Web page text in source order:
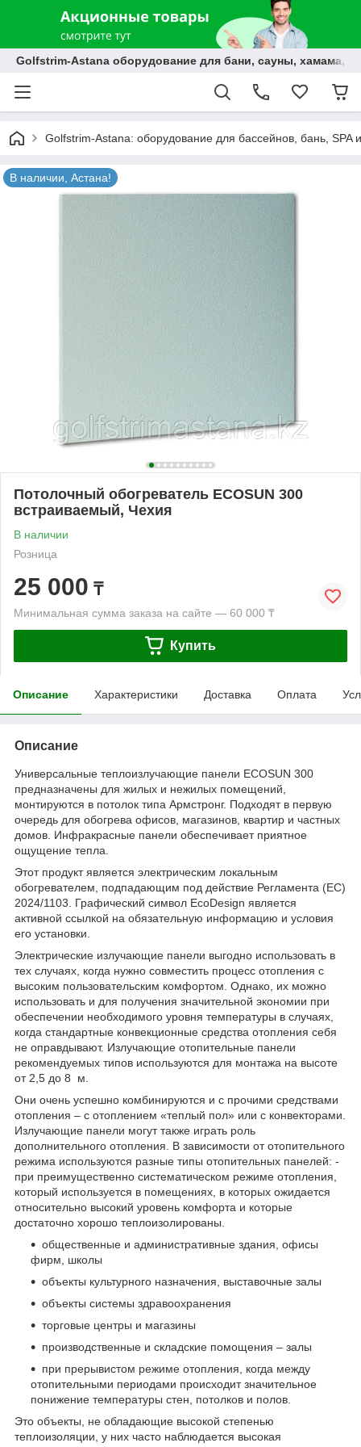
Golfstrim-Astana оборудование для бани, сауны, хамама,
Golfstrim-Astana: оборудование для бассейнов, бань, SPA
В наличии, Астана!
Потолочный обогреватель ECOSUN 300
встраиваемый, Чехия
В наличии
Розница
25 000 ₸
Минимальная сумма заказа на сайте — 60 000 ₸
Купить
Описание Характеристики Доставка Оплата
Описание
Универсальные теплоизлучающие панели ECOSUN 300
предназначены для жилых и нежилых помещений,
монтируются в потолок типа Армстронг. Подходят в первую
очередь для обогрева офисов, магазинов, квартир и частных
домов. Инфракрасные панели обеспечивает приятное
ощущение тепла.
Этот продукт является электрическим локальным
обогревателем, подпадающим под действие Регламента (ЕС)
2024/1103. Графический символ EcoDesign является
активной ссылкой на обязательную информацию и условия
его установки.
Электрические излучающие панели выгодно использовать в
тех случаях, когда нужно совместить процесс отопления с
высоким пользовательским комфортом. Однако, их можно
использовать и для получения значительной экономии при
обеспечении необходимого уровня температуры в случаях,
когда стандартные конвекционные средства отопления себя
не оправдывают. Излучающие отопительные панели
рекомендуемых типов используются для монтажа на высоте
от 2,5 до 8 м.
Они очень успешно комбинируются и с прочими средствами
отопления – с отоплением «теплый пол» или с конвекторами.
Излучающие панели могут также играть роль
дополнительного отопления. В зависимости от отопительного
режима используются разные типы отопительных панелей: -
при преимущественно систематическом режиме отопления,
который используется в помещениях, в которых ожидается
относительно высокий уровень комфорта и которые
достаточно хорошо теплоизолированы.
общественные и административные здания, офисы
фирм, школы
объекты культурного назначения, выставочные залы
объекты системы здравоохранения
торговые центры и магазины
производственные и складские помощения – залы
при прерывистом режиме отопления, когда между
отопительными периодами происходит значительное
понижение температуры стен, потолков и полов.
Это объекты, не обладающие высокой степенью
теплоизоляции, у них часто наблюдается высокая